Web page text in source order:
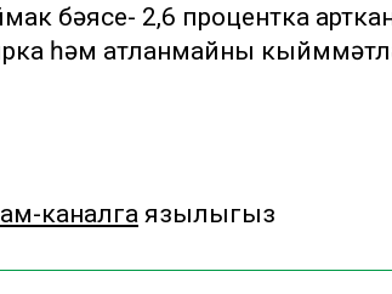
бәясе- 2,6 процентка
һәм атланмайның
каналга язылыгыз